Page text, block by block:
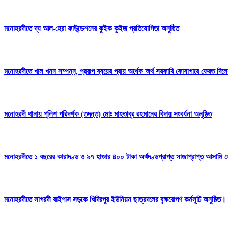
মনোহরদীতে দ্য আল-হেরা ফাউন্ডেশনের কুইক কুইজ প্রতিযোগিতা অনুষ্ঠিত
মনোহরদীতে খাল খনন সম্পন্ন, প্রকল্প ব্যয়ের প্রায় অর্ধেক অর্থ সরকারি কোষাগারে ফেরত
মনোহরদী থানায় পুলিশ পরিদর্শক (তদন্ত) মোঃ মাহতাবুর রহমানের বিদায় সংবর্ধনা অনুষ্ঠিত
মনোহরদীতে ১ বছরের কারাদণ্ড ও ৯৭ হাজার ৪০০ টাকা অর্থদণ্ডপ্রাপ্ত সাজাপ্রাপ্ত আসামি
মনোহরদীতে সাগরদী বাইপাস সড়কে খিদিরপুর ইউনিয়ন ছাত্রদলের বৃক্ষরোপণ কর্মসূচি অনুষ্ঠিত।